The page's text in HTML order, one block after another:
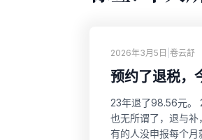
2026年3月5日 卷云舒
预约了退税，
23年退了98.56元。
也无所谓了，退与补
有的人没申报每个月